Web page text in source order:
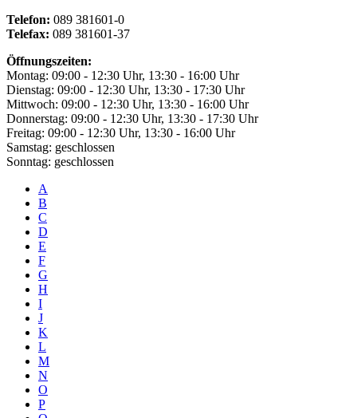
Telefon: 089 381601-0
Telefax: 089 381601-37
Öffnungszeiten:
Montag: 09:00 - 12:30 Uhr, 13:30 - 16:00 Uhr
Dienstag: 09:00 - 12:30 Uhr, 13:30 - 17:30 Uhr
Mittwoch: 09:00 - 12:30 Uhr, 13:30 - 16:00 Uhr
Donnerstag: 09:00 - 12:30 Uhr, 13:30 - 17:30 Uhr
Freitag: 09:00 - 12:30 Uhr, 13:30 - 16:00 Uhr
Samstag: geschlossen
Sonntag: geschlossen
A
B
C
D
E
F
G
H
I
J
K
L
M
N
O
P